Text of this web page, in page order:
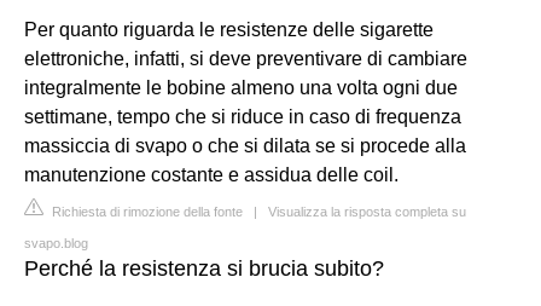
Per quanto riguarda le resistenze delle sigarette
elettroniche, infatti, si deve preventivare di cambiare
integralmente le bobine almeno una volta ogni due
settimane, tempo che si riduce in caso di frequenza
massiccia di svapo o che si dilata se si procede alla
manutenzione costante e assidua delle coil.
Richiesta di rimozione della fonte | Visualizza la risposta completa su
svapo.blog
Perché la resistenza si brucia subito?